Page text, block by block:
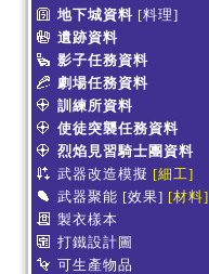
地下城資料 [料理]
遺跡資料
影子任務資料
劇場任務資料
訓練所資料
使徒突襲任務資料
烈焰見習騎士團資料
武器改造模擬 [細工]
武器聚能 [效果] [材料]
製衣樣本
打鐵設計圖
可生產物品